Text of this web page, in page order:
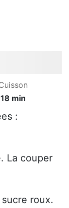
18 min
:
La couper
roux.